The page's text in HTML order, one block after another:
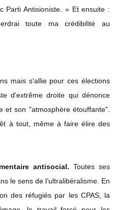
Parti Antisioniste. » Et ensuite :
toute ma crédibilité au
mais s'allie pour ces élections
d'extrême droite qui dénonce
et son "atmosphère étouffante".
à tout, même à faire élire des
antisocial. Toutes ses
le sens de l’ultralibéralisme. En
des réfugiés par les CPAS, la